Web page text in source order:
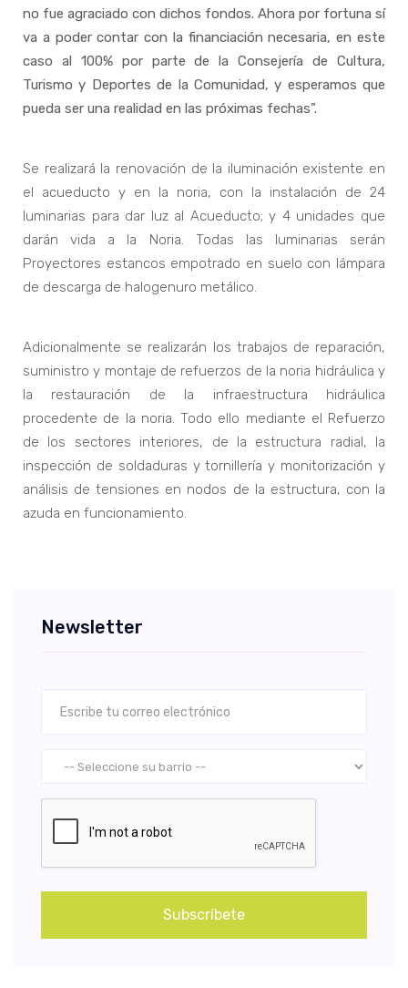
no fue agraciado con dichos fondos. Ahora por fortuna sí
va a poder contar con la financiación necesaria, en este
caso al 100% por parte de la Consejería de Cultura,
Turismo y Deportes de la Comunidad, y esperamos que
pueda ser una realidad en las próximas fechas”.
Se realizará la renovación de la iluminación existente en
el acueducto y en la noria, con la instalación de 24
luminarias para dar luz al Acueducto; y 4 unidades que
darán vida a la Noria. Todas las luminarias serán
Proyectores estancos empotrado en suelo con lámpara
de descarga de halogenuro metálico.
Adicionalmente se realizarán los trabajos de reparación,
suministro y montaje de refuerzos de la noria hidráulica y
la restauración de la infraestructura hidráulica
procedente de la noria. Todo ello mediante el Refuerzo
de los sectores interiores, de la estructura radial, la
inspección de soldaduras y tornillería y monitorización y
análisis de tensiones en nodos de la estructura, con la
azuda en funcionamiento.
Newsletter
Subscríbete